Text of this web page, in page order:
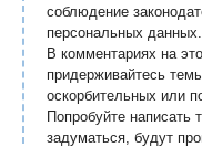
соблюдение
персональных данных.
В комментариях на
придерживайтесь
оскорбительных или
Попробуйте написать
задуматься, будут